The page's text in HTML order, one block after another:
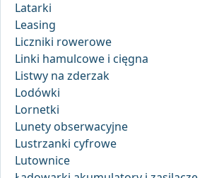
Latarki
Leasing
Liczniki rowerowe
Linki hamulcowe i cięgna
Listwy na zderzak
Lodówki
Lornetki
Lunety obserwacyjne
Lustrzanki cyfrowe
Lutownice